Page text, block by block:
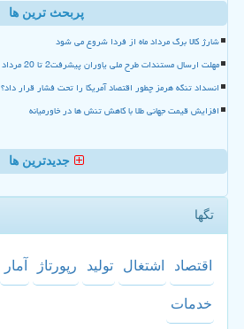
پربحث ترین ها
شارژ کالا برگ مرداد ماه از فردا شروع می شود
مهلت ارسال مستندات طرح ملی یاوران پیشرفت2 تا 20 مرداد تمدید گردید
انسداد تنگه هرمز چطور اقتصاد آمریکا را تحت فشار قرار داد؟
افزایش قیمت جهانی طلا با کاهش تنش ها در خاورمیانه
جدیدترین ها
تگها
اقتصاد اشتغال تولید رپورتاژ آمار
خدمات